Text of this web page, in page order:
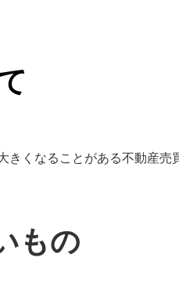
くなることがある不動産
もの